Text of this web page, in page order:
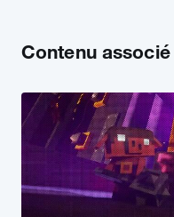
Contenu associé